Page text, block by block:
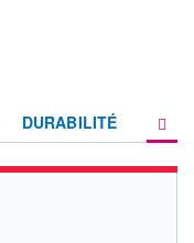
DURABILITÉ